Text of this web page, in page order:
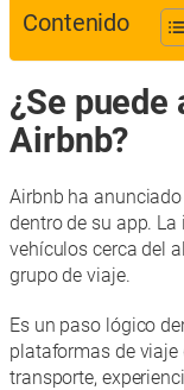
Contenido
¿Se
Airbnb?
Airbnb ha
dentro de su app.
vehículos cerca del
grupo de viaje.
Es un paso lógico
plataformas de
transporte,